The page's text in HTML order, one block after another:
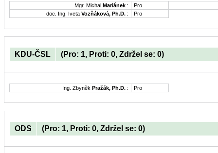
Mgr. Michal Mariánek :
Pro
doc. Ing. Iveta Vozňáková, Ph.D. : Pro
KDU-ČSL (Pro: 1, Proti: 0, Zdržel se: 0)
Ing. Zbyněk Pražák, Ph.D. : Pro
ODS (Pro: 1, Proti: 0, Zdržel se: 0)